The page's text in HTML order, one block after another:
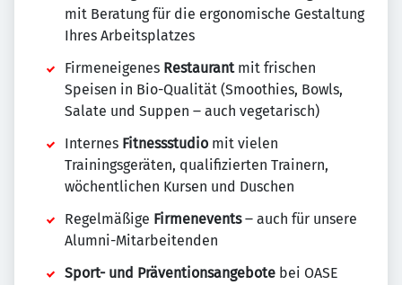
mit Beratung für die ergonomische Gestaltung
Ihres Arbeitsplatzes
Firmeneigenes Restaurantmit frischen
Speisen in Bio-Qualität (Smoothies, Bowls,
Salate und Suppen ‒ auch vegetarisch)
Internes Fitnessstudio mit vielen
Trainingsgeräten, qualifizierten Trainern,
wöchentlichen Kursen und Duschen
Regelmäßige Firmenevents‒ auch für unsere
Alumni-Mitarbeitenden
Sport- und Präventionsangebote bei OASE